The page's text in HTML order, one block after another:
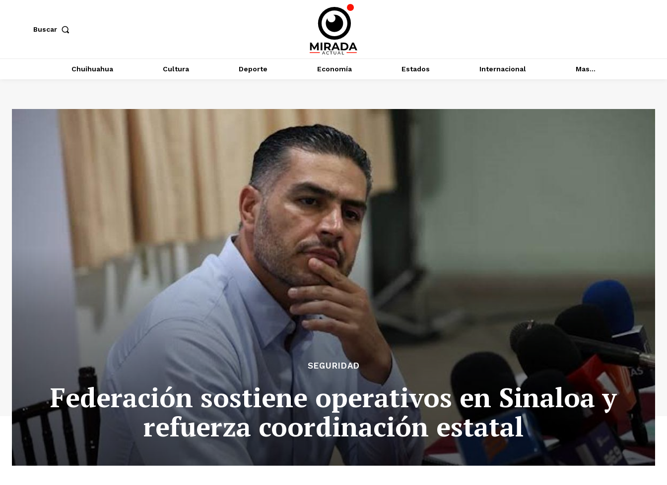
Buscar
Chuihuahua Cultura Deporte Economía Estados Internacional Mas...
SEGURIDAD
Federación sostiene operativos en Sinaloa y
refuerza coordinación estatal